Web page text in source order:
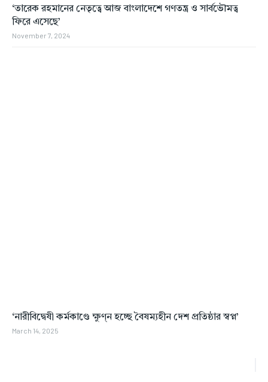
‘তারেক রহমানের নেতৃত্বে আজ বাংলাদেশে গণতন্ত্র ও সার্বভৌমত্ব
ফিরে এসেছে’
November 7, 2024
‘নারীবিদ্বেষী কর্মকাণ্ডে ক্ষুণ্ন হচ্ছে বৈষম্যহীন দেশ প্রতিষ্ঠার স্বপ্ন’
March 14, 2025